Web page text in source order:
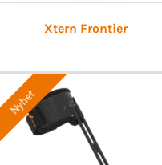
Xtern Frontier
Nyhet